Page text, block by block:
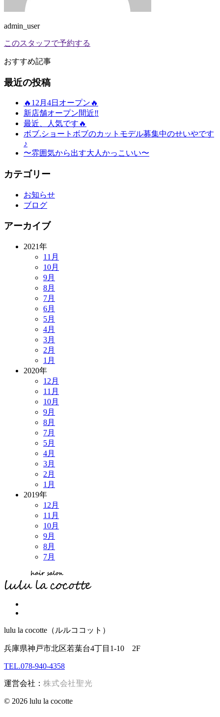
admin_user
このスタッフで予約する
おすすめ記事
最近の投稿
🔥12月4日オープン🔥
新店舗オープン間近‼️
最近、人気です🔥
ボブ.ショートボブのカットモデル募集中のせいやです
♪
〜雰囲気から出す大人かっこいい〜
カテゴリー
お知らせ
ブログ
アーカイブ
2021年
11月
10月
9月
8月
7月
6月
5月
4月
3月
2月
1月
2020年
12月
11月
10月
9月
8月
7月
5月
4月
3月
2月
1月
2019年
12月
11月
10月
9月
8月
7月
lulu la cocotte（ルルココット）
兵庫県神戸市北区若葉台4丁目1-10 2F
TEL.078-940-4358
運営会社： 株式会社聖光
© 2026 lulu la cocotte